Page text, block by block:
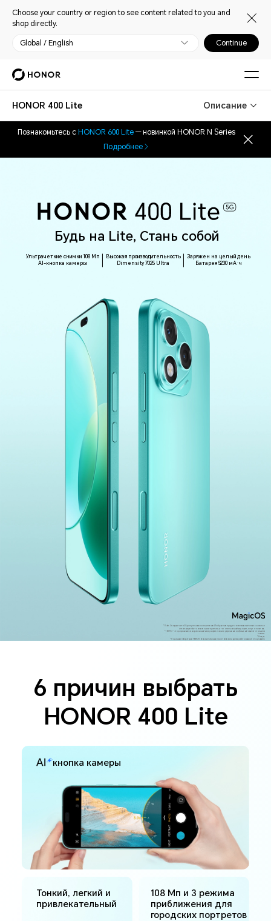
Choose your country or region to see content related to you and
shop directly.
Global / English Continue
HONOR 400 Lite Описание
Познакомьтесь с HONOR 600 Lite — новинкой HONOR N Series
Подробнее
Будь на Lite, Стань собой
Ультрачеткие снимки 108 Мп
AI-кнопка камеры
Высокая производительность
Dimensity 7025 Ultra
Заряжен на целый день
Батарея 5230 мА·ч
*Лайт. Стандарт сети 5G доступен не во всех регионах. Изображения продукта использованы только в качестве
иллюстрации. Фактические характеристики, в том числе внешний вид и цвет, могут отличаться.
*108 Мп — это разрешение сенсора основной камеры, фактическое разрешение изображений зависит от режима
*Ультра.
*По данным лаборатории HONOR. Указана типичная емкость батареи, время работы зависит от сценариев
6 причин выбрать
HONOR 400 Lite
кнопка камеры
Тонкий, легкий и
привлекательный
108 Мп и 3 режима
приближения для
городских портретов